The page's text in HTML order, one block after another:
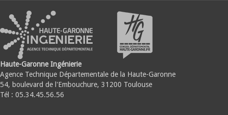
Haute-Garonne Ingénierie
Agence Technique Départementale de la Haute-Garonne
54, boulevard de l'Embouchure, 31200 Toulouse
Tél : 05.34.45.56.56